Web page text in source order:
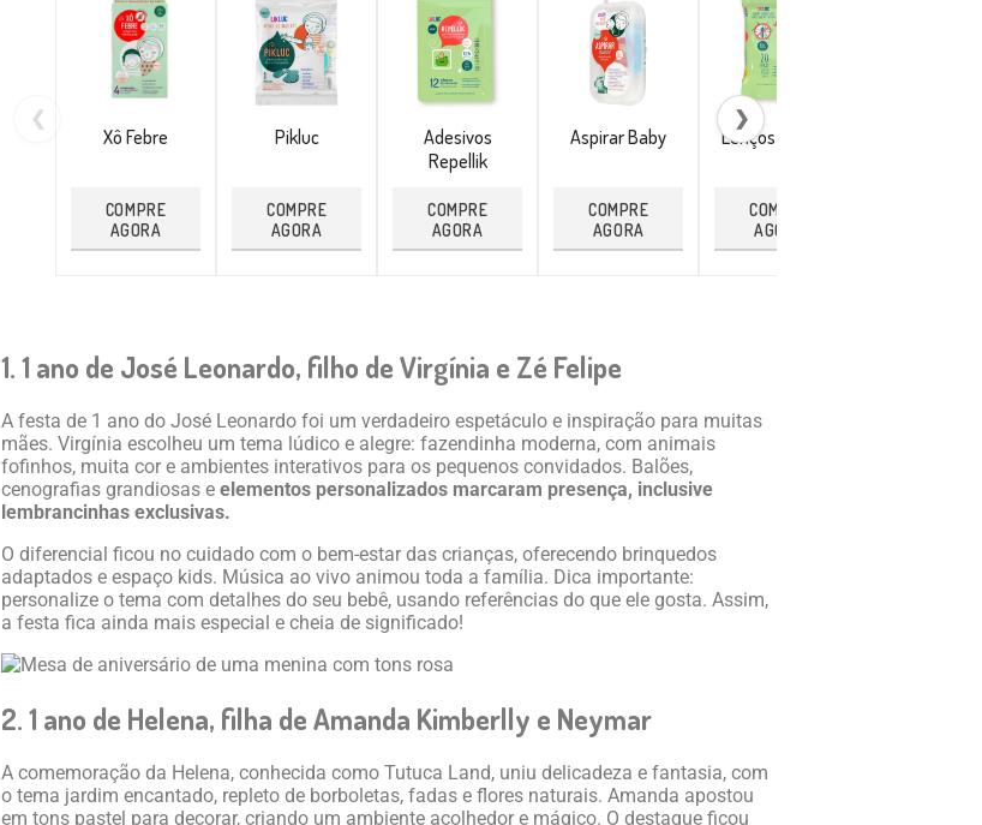
❮
Xô Febre
COMPRE
AGORA
Pikluc
COMPRE
AGORA
Adesivos
Repellik
COMPRE
AGORA
Aspirar Baby
COMPRE
AGORA
Lenços Repellik
COMPRE
AGORA
❯
1. 1 ano de José Leonardo, filho de Virgínia e Zé Felipe
A festa de 1 ano do José Leonardo foi um verdadeiro espetáculo e inspiração para muitas
mães. Virgínia escolheu um tema lúdico e alegre: fazendinha moderna, com animais
fofinhos, muita cor e ambientes interativos para os pequenos convidados. Balões,
cenografias grandiosas e elementos personalizados marcaram presença, inclusive
lembrancinhas exclusivas.
O diferencial ficou no cuidado com o bem-estar das crianças, oferecendo brinquedos
adaptados e espaço kids. Música ao vivo animou toda a família. Dica importante:
personalize o tema com detalhes do seu bebê, usando referências do que ele gosta. Assim,
a festa fica ainda mais especial e cheia de significado!
2. 1 ano de Helena, filha de Amanda Kimberlly e Neymar
A comemoração da Helena, conhecida como Tutuca Land, uniu delicadeza e fantasia, com
o tema jardim encantado, repleto de borboletas, fadas e flores naturais. Amanda apostou
em tons pastel para decorar, criando um ambiente acolhedor e mágico. O destaque ficou